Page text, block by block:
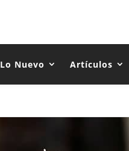
Lo Nuevo Artículos